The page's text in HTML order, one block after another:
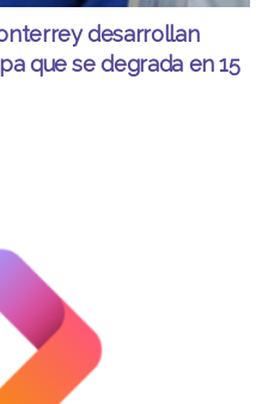
desarrollan
que se degrada en 15